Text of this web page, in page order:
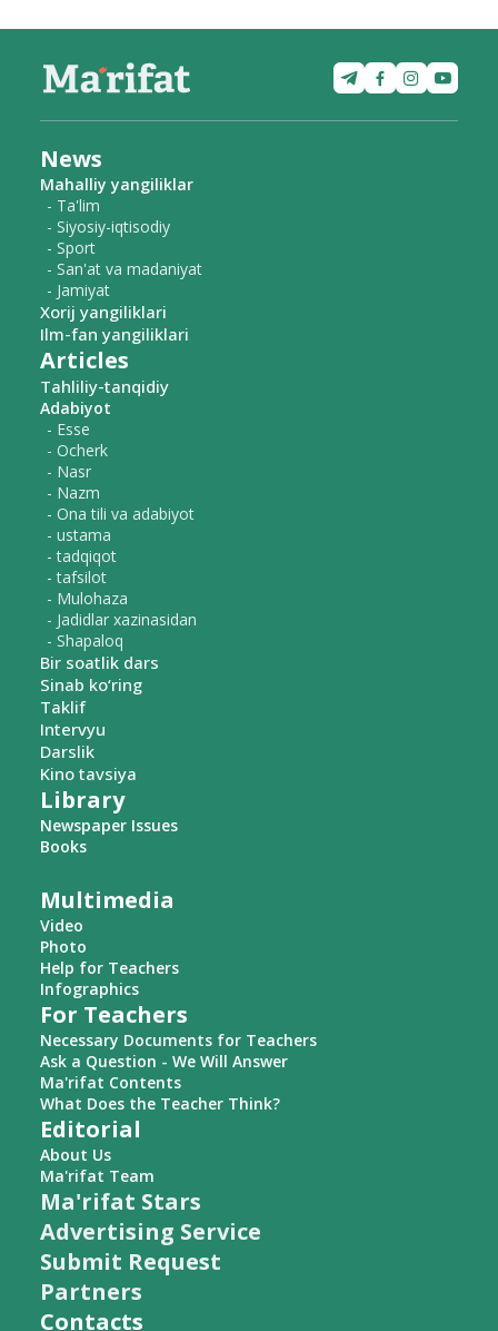
News
Mahalliy yangiliklar
- Ta'lim
- Siyosiy-iqtisodiy
- Sport
- San'at va madaniyat
- Jamiyat
Xorij yangiliklari
Ilm-fan yangiliklari
Articles
Tahliliy-tanqidiy
Adabiyot
- Esse
- Ocherk
- Nasr
- Nazm
- Ona tili va adabiyot
- ustama
- tadqiqot
- tafsilot
- Mulohaza
- Jadidlar xazinasidan
- Shapaloq
Bir soatlik dars
Sinab ko‘ring
Taklif
Intervyu
Darslik
Kino tavsiya
Library
Newspaper Issues
Books
Multimedia
Video
Photo
Help for Teachers
Infographics
For Teachers
Necessary Documents for Teachers
Ask a Question - We Will Answer
Ma'rifat Contents
What Does the Teacher Think?
Editorial
About Us
Ma'rifat Team
Ma'rifat Stars
Advertising Service
Submit Request
Partners
Contacts